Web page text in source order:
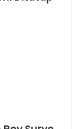
Suryo